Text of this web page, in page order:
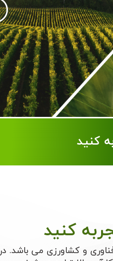
کنید
کنید
و کشاورزی می باشد. در